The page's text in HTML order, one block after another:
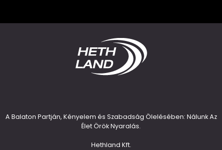
A Balaton Partján, Kényelem és Szabadság Ölelésében: Nálunk Az
Élet Örök Nyaralás.
Hethland Kft.